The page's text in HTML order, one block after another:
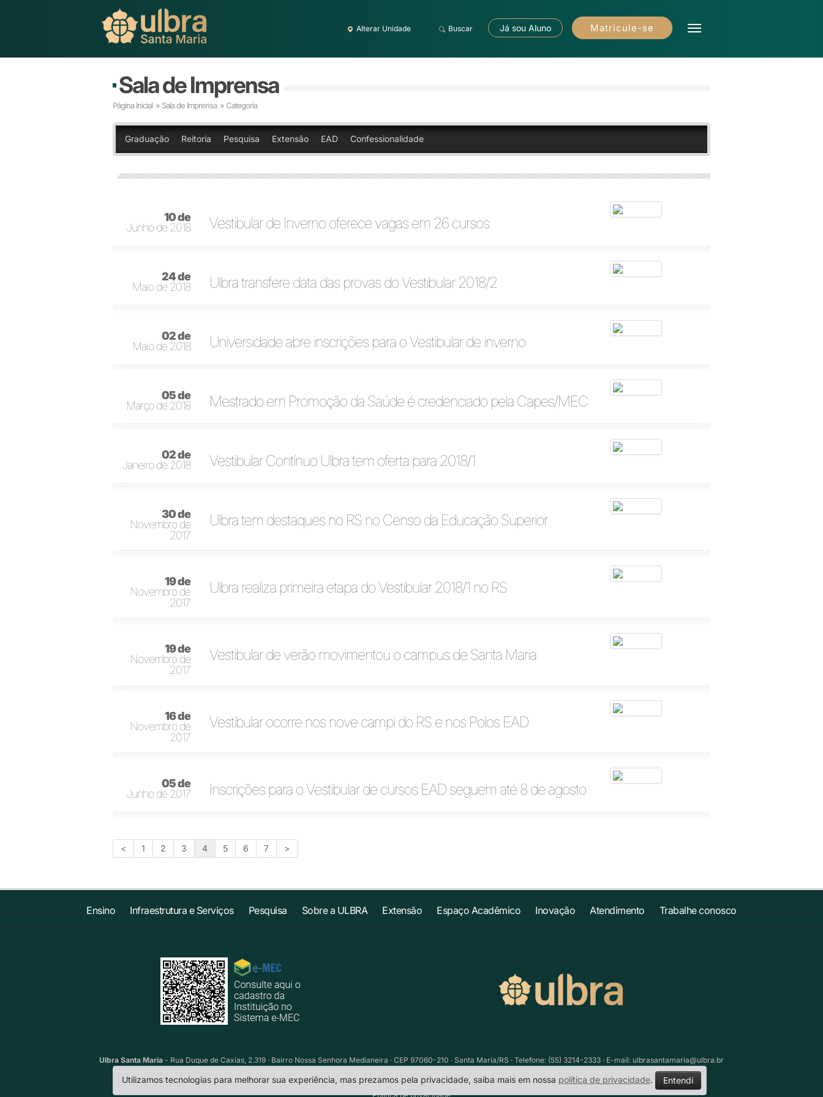
Alterar Unidade Buscar Já sou Aluno Matricule-se
Sala de Imprensa
Página Inicial » Sala de Imprensa » Categoria
Graduação Reitoria Pesquisa Extensão EAD Confessionalidade
10 de
Junho de 2018
Vestibular de Inverno oferece vagas em 26 cursos
24 de
Maio de 2018
Ulbra transfere data das provas do Vestibular 2018/2
02 de
Maio de 2018
Universidade abre inscrições para o Vestibular de inverno
05 de
Março de 2018
Mestrado em Promoção da Saúde é credenciado pela Capes/MEC
02 de
Janeiro de 2018
Vestibular Contínuo Ulbra tem oferta para 2018/1
30 de
Novembro de
2017
Ulbra tem destaques no RS no Censo da Educação Superior
19 de
Novembro de
2017
Ulbra realiza primeira etapa do Vestibular 2018/1 no RS
19 de
Novembro de
2017
Vestibular de verão movimentou o campus de Santa Maria
16 de
Novembro de
2017
Vestibular ocorre nos nove campi do RS e nos Polos EAD
05 de
Junho de 2017
Inscrições para o Vestibular de cursos EAD seguem até 8 de agosto
< 1 2 3 4 5 6 7 >
Ensino Infraestrutura e Serviços Pesquisa Sobre a ULBRA Extensão Espaço Acadêmico Inovação Atendimento Trabalhe conosco
Ulbra Santa Maria - Rua Duque de Caxias, 2.319 · Bairro Nossa Senhora Medianeira · CEP 97060-210 · Santa Maria/RS · Telefone: (55) 3214-2333 · E-mail: ulbrasantamaria@ulbra.br
Política de privacidade
Utilizamos tecnologias para melhorar sua experiência, mas prezamos pela privacidade, saiba mais em nossa política de privacidade. Entendi